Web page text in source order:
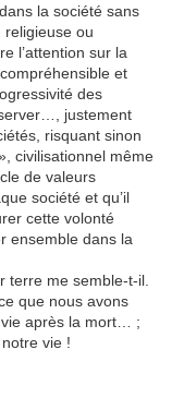
la société sans
religieuse ou
l’attention sur la
et
des
justement
risquant sinon
civilisationnel même
de valeurs
société et qu’il
cette volonté
ensemble dans la
terre me semble-t-il.
que nous avons
après la mort… ;
vie !